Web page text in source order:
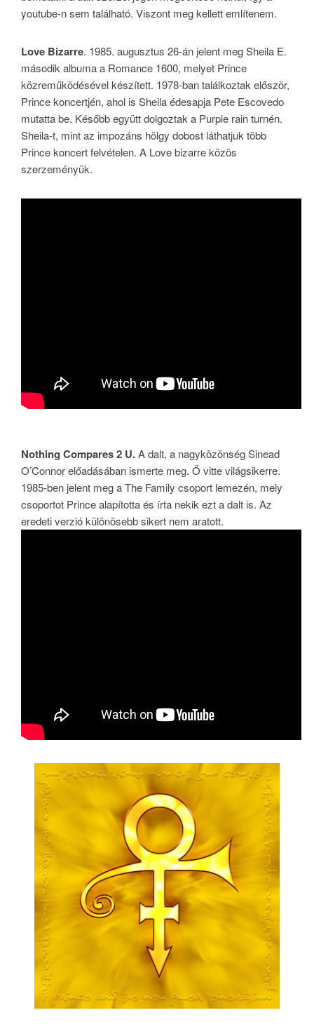
youtube-n sem található. Viszont meg kellett említenem.
Love Bizarre. 1985. augusztus 26-án jelent meg Sheila E.
második albuma a Romance 1600, melyet Prince
közreműködésével készített. 1978-ban találkoztak először,
Prince koncertjén, ahol is Sheila édesapja Pete Escovedo
mutatta be. Később együtt dolgoztak a Purple rain turnén.
Sheila-t, mint az impozáns hölgy dobost láthatjuk több
Prince koncert felvételen. A Love bizarre közös
szerzeményük.
Nothing Compares 2 U.A dalt, a nagyközönség Sinead
O’Connor előadásában ismerte meg. Ő vitte világsikerre.
1985-ben jelent meg a The Family csoport lemezén, mely
csoportot Prince alapította és írta nekik ezt a dalt is. Az
eredeti verzió különösebb sikert nem aratott.